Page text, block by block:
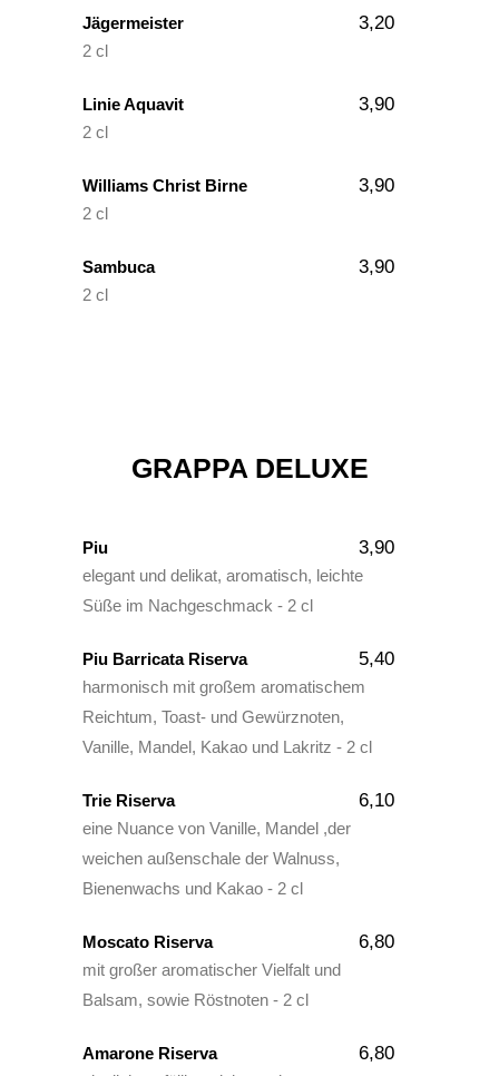
Jägermeister 3,20
2 cl
Linie Aquavit 3,90
2 cl
Williams Christ Birne 3,90
2 cl
Sambuca 3,90
2 cl
GRAPPA DELUXE
Piu 3,90
elegant und delikat, aromatisch, leichte
Süße im Nachgeschmack - 2 cl
Piu Barricata Riserva 5,40
harmonisch mit großem aromatischem
Reichtum, Toast- und Gewürznoten,
Vanille, Mandel, Kakao und Lakritz - 2 cl
Trie Riserva 6,10
eine Nuance von Vanille, Mandel ,der
weichen außenschale der Walnuss,
Bienenwachs und Kakao - 2 cl
Moscato Riserva 6,80
mit großer aromatischer Vielfalt und
Balsam, sowie Röstnoten - 2 cl
Amarone Riserva 6,80